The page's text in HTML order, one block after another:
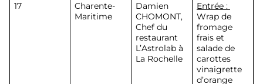
17
Charente-
Maritime
Damien
CHOMONT,
Chef du
restaurant
L’Astrolab à
La Rochelle
Entrée :
Wrap de
fromage
frais et
salade de
carottes
vinaigrette
d’orange